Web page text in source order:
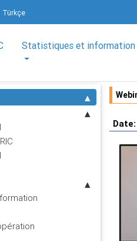
Türkçe
Statistiques et information
Date: